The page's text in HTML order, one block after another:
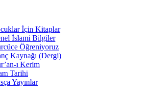
İçin Kitaplar
İslami Bilgiler
Öğreniyoruz
Kaynağı (Dergi)
ı Kerim
Tarihi
Yayınlar